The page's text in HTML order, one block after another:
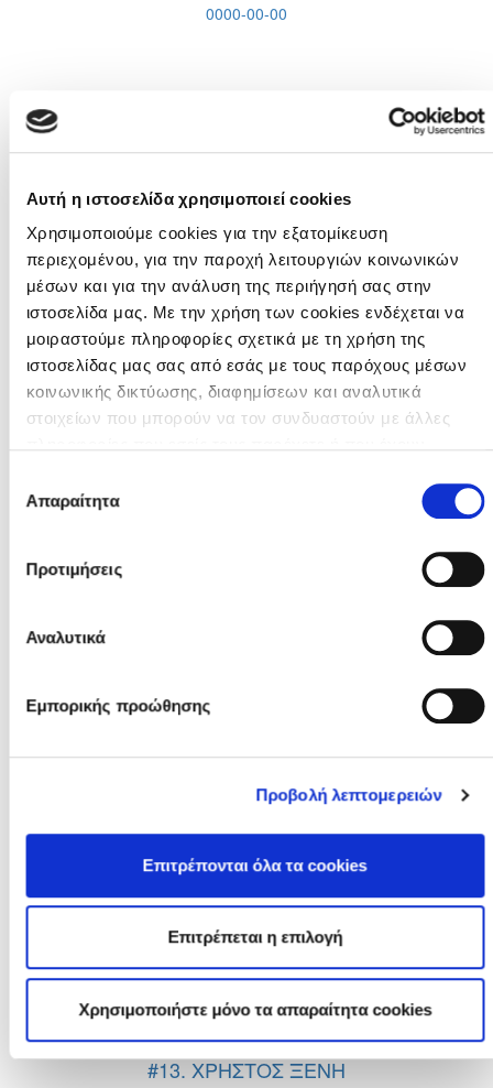
Αυτή η ιστοσελίδα χρησιμοποιεί cookies
Χρησιμοποιούμε cookies για την εξατομίκευση
περιεχομένου, για την παροχή λειτουργιών κοινωνικών
μέσων και για την ανάλυση της περιήγησή σας στην
ιστοσελίδα μας. Με την χρήση των cookies ενδέχεται να
μοιραστούμε πληροφορίες σχετικά με τη χρήση της
ιστοσελίδας μας σας από εσάς με τους παρόχους μέσων
κοινωνικής δικτύωσης, διαφημίσεων και αναλυτικά
στοιχείων που μπορούν να τον συνδυαστούν με άλλες
Μπορείτε να μάθετε περισσότερα σχετικά με την χρήση
των Cookies διαβάζοντας την Πολιτική Cookies κάνοντας
συγκατάθεσης
Απαραίτητα
Προτιμήσεις
Αναλυτικά
Εμπορικής προώθησης
Προβολή λεπτομερειών
Επιτρέπονται όλα τα cookies
Επιτρέπεται η επιλογή
Χρησιμοποιήστε μόνο τα απαραίτητα cookies
0000-00-00
#12. JULIUS PADBERG
ΓΕΡΜΑΝΙΑ
0000-00-00
#12. ΛΟΥΚΑΣ ΣΙΗΚΚΗ
ΚΥΠΡΟΣ
0000-00-00
#13. ΧΡΗΣΤΟΣ ΞΕΝΗ